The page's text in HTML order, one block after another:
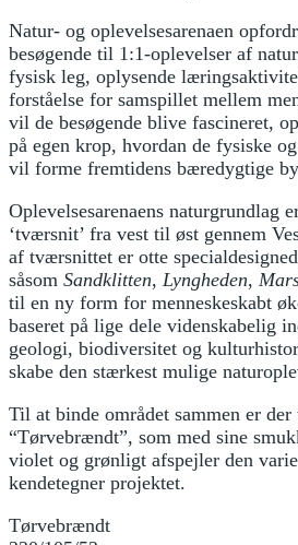
Natur- og oplevelsesarenaen
besøgende til 1:1-oplevelser af
fysisk leg, oplysende
forståelse for samspillet mellem
vil de besøgende blive fascineret,
på egen krop, hvordan de fysiske
vil forme fremtidens bæredygtige
Oplevelsesarenaens naturgrundlag
‘tværsnit’ fra vest til øst gennem
af tværsnittet er otte
såsom Sandklitten, Lyngheden,
til en ny form for menneskeskabt
baseret på lige dele videnskabelig
geologi, biodiversitet og
skabe den stærkest mulige
Til at binde området sammen er
“Tørvebrændt”, som med sine
violet og grønligt afspejler den
kendetegner projektet.
Tørvebrændt